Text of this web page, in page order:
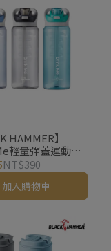
HAMMER】
輕量彈蓋運動瓶
吸管)
NT$390
加入購物車